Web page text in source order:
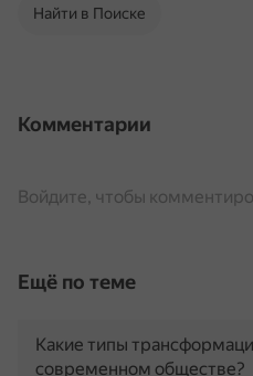
Найти в Поиске
Комментарии
Войдите, чтобы
Ещё по теме
Какие типы
современном обществе?